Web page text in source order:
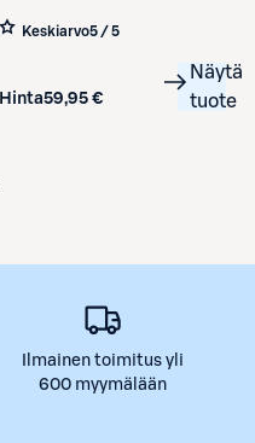
Keskiarvo5 / 5
Hinta59,95 €
Näytä
tuote
Ilmainen toimitus yli
600 myymälään